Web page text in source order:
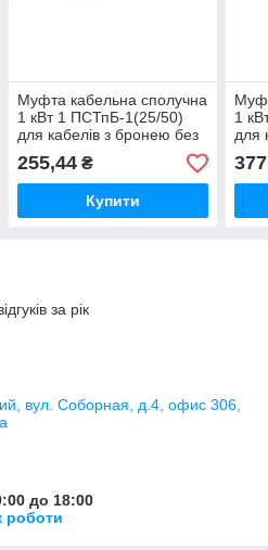
Муфта кабельна сполучна
1 кВт 1 ПСТпБ-1(25/50)
для кабелів з бронею без
гільз
255,44₴
Купити
1
для
гільз
за рік
вул. Соборная, д.4, офис 306,
до 18:00
роботи